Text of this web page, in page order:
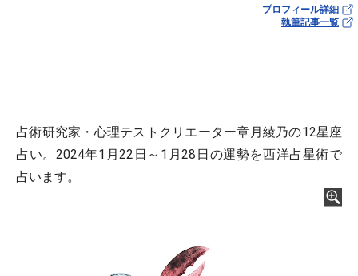
プロフィール詳細
執筆記事一覧
占術研究家・心理テストクリエーター章月綾乃の12星座
占い。2024年1月22日～1月28日の運勢を西洋占星術で
占います。